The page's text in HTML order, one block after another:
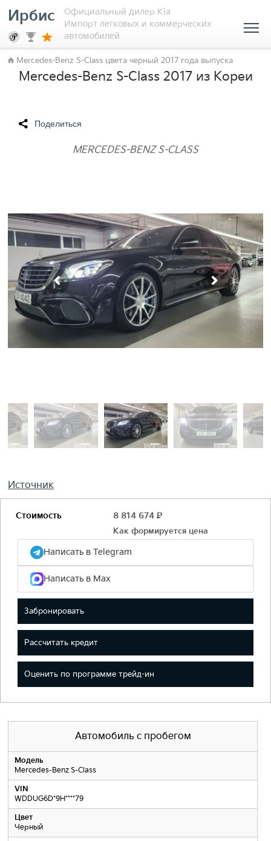
Ирбис
Официальный дилер Kia
Импорт легковых и коммерческих
автомобилей
Mercedes-Benz S-Class цвета черный 2017 года выпуска
Mercedes-Benz S-Class 2017 из Кореи
Поделиться
MERCEDES-BENZ S-CLASS
Источник
Стоимость 8 814 674 Р
Как формируется цена
Написать в Telegram
Написать в Max
Забронировать
Рассчитать кредит
Оценить по программе трейд-ин
Автомобиль с пробегом
Модель
Mercedes-Benz S-Class
VIN
WDDUG6D*9H****79
Цвет
Черный